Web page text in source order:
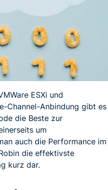
ESXi und
Channel-Anbindung gibt es
die Beste zur
um
auch die Performance im
die effektivste
kurz dar.